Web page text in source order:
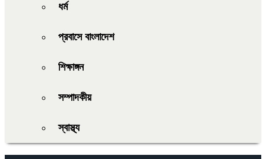
ধর্ম
প্রবাসে বাংলাদেশ
শিক্ষাঙ্গন
সম্পাদকীয়
স্বাস্থ্য